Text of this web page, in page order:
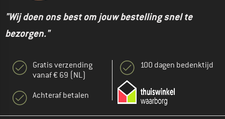
"Wij doen ons best om jouw bestelling snel te
bezorgen."
Gratis verzending
vanaf € 69 (NL)
Achteraf betalen
100 dagen bedenktijd